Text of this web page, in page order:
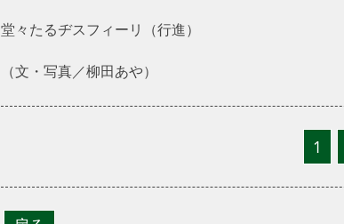
堂々たるヂスフィーリ（行進）
（文・写真／柳田あや）
1